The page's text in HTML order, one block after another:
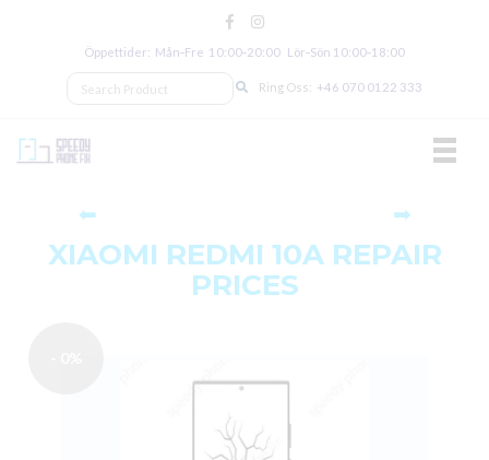
Öppettider: Mån‑Fre 10:00‑20:00 Lör‑Sön 10:00‑18:00
Ring Oss: +46 070 0122 333
⬅ ➡
XIAOMI REDMI 10A REPAIR
PRICES